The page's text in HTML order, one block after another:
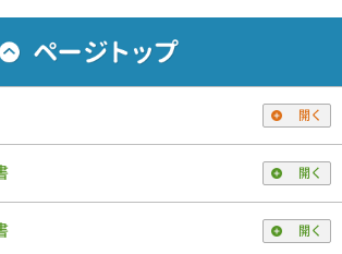
】『第31回：AI翻訳ツール時代における英作文指導の
誌 Teaching English Now 第49号をアップしました。
江の英語コラム】連載第17回「笑いとユーモアの根底
開く
開く
開く